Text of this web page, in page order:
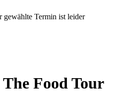
gewählte Termin ist leider
Food Tour